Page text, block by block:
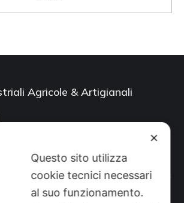
Agricole & Artigianali
✕
Questo sito utilizza
cookie tecnici necessari
al suo funzionamento.